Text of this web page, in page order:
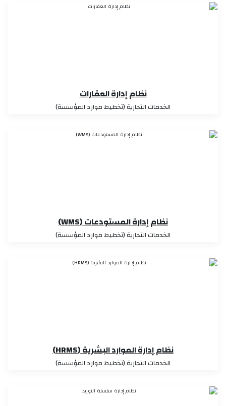
نظام إدارة العقارات
الخدمات التجارية (تخطيط موارد المؤسسة)
نظام إدارة المستودعات (WMS)
الخدمات التجارية (تخطيط موارد المؤسسة)
نظام إدارة الموارد البشرية (HRMS)
الخدمات التجارية (تخطيط موارد المؤسسة)